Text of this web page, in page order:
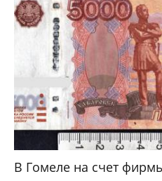
В Гомеле на счет